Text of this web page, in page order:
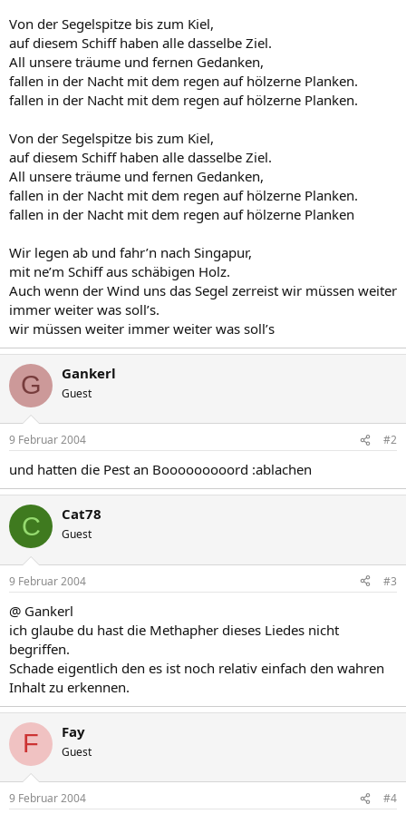
Von der Segelspitze bis zum Kiel,
auf diesem Schiff haben alle dasselbe Ziel.
All unsere träume und fernen Gedanken,
fallen in der Nacht mit dem regen auf hölzerne Planken.
fallen in der Nacht mit dem regen auf hölzerne Planken.
Von der Segelspitze bis zum Kiel,
auf diesem Schiff haben alle dasselbe Ziel.
All unsere träume und fernen Gedanken,
fallen in der Nacht mit dem regen auf hölzerne Planken.
fallen in der Nacht mit dem regen auf hölzerne Planken
Wir legen ab und fahr’n nach Singapur,
mit ne’m Schiff aus schäbigen Holz.
Auch wenn der Wind uns das Segel zerreist wir müssen weiter
immer weiter was soll’s.
wir müssen weiter immer weiter was soll’s
G Gankerl
Guest
9 Februar 2004 #2
und hatten die Pest an Booooooooord :ablachen
C Cat78
Guest
9 Februar 2004 #3
@ Gankerl
ich glaube du hast die Methapher dieses Liedes nicht
begriffen.
Schade eigentlich den es ist noch relativ einfach den wahren
Inhalt zu erkennen.
F Fay
Guest
9 Februar 2004 #4